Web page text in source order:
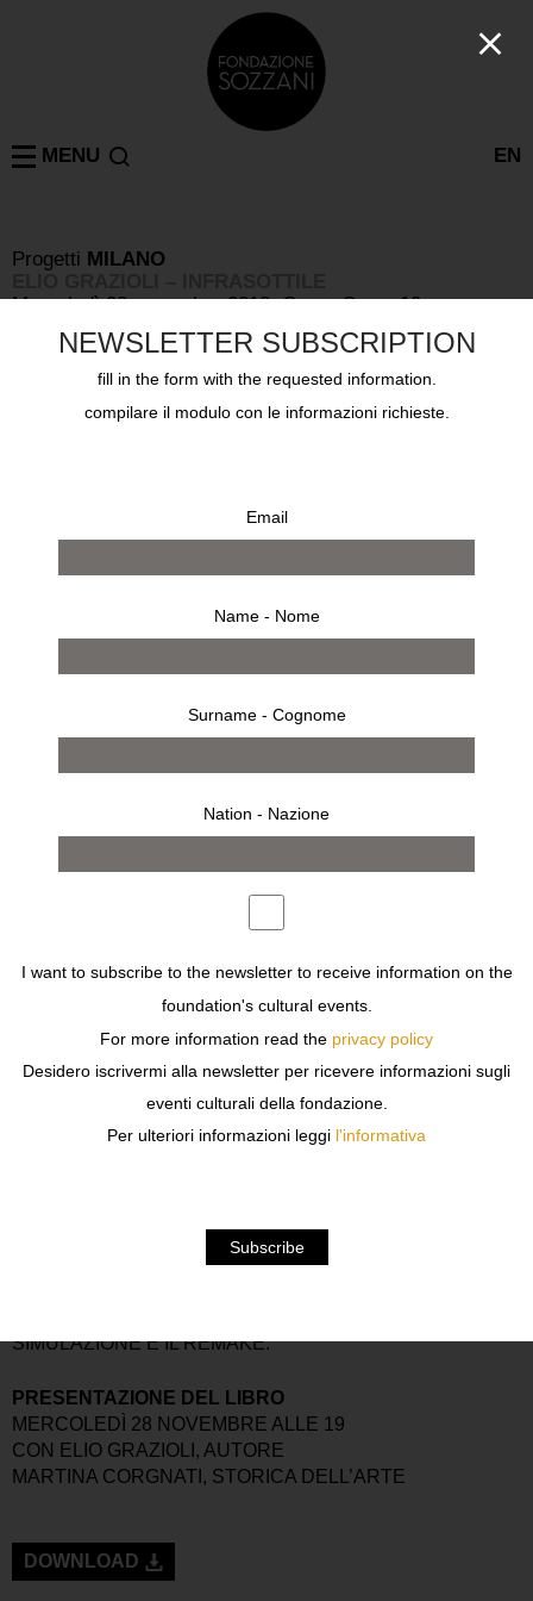
EN
MENU
Progetti MILANO
Mercoledì 28 novembre 2018, Corso Como 10
FONDAZIONE SOZZANI OSPITA
CONTEMPORANEA AI LIMITISAGGIO PUBBLICATO DA
POSTMEDIA BOOKS.
MA COSA VUOL DIRE “INFRASOTTILE”? È UN
CONCETTO CHE SEMBRA INDICARE QUEI FENOMENI
AI LIMITI DELLA PERCEZIONE CHE MOSTRANO IL
PASSAGGIO DA UNO STATO A UN ALTRO E CHE
L’AUTORE USA COME BUSSOLA PER ORIENTARE IL
MOSTRARE DIVERSAMENTE LA REALTÀ”. PER FARLO
INDIVIDUA DELLE SOTTOCATEGORIE
SIMULAZIONE E IL REMAKE.
PRESENTAZIONE DEL LIBRO
MERCOLEDÌ 28 NOVEMBRE ALLE 19
CON ELIO GRAZIOLI, AUTORE
MARTINA CORGNATI, STORICA DELL’ARTE
DOWNLOAD
NEWSLETTER SUBSCRIPTION
fill in the form with the requested information.
compilare il modulo con le informazioni richieste.
Email
Name - Nome
Surname - Cognome
Nation - Nazione
I want to subscribe to the newsletter to receive information on the
foundation's cultural events.
For more information read the privacy policy
Desidero iscrivermi alla newsletter per ricevere informazioni sugli
eventi culturali della fondazione.
Per ulteriori informazioni leggi l'informativa